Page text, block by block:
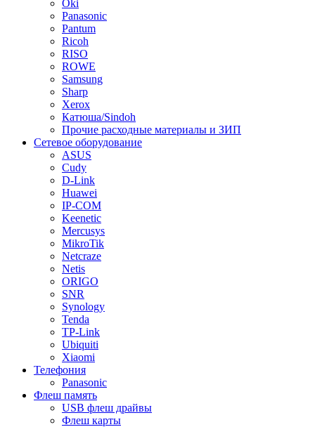
Oki
Panasonic
Pantum
Ricoh
RISO
ROWE
Samsung
Sharp
Xerox
Катюша/Sindoh
Прочие расходные материалы и ЗИП
Сетевое оборудование
ASUS
Cudy
D-Link
Huawei
IP-COM
Keenetic
Mercusys
MikroTik
Netcraze
Netis
ORIGO
SNR
Synology
Tenda
TP-Link
Ubiquiti
Xiaomi
Телефония
Panasonic
Флеш память
USB флеш драйвы
Флеш карты